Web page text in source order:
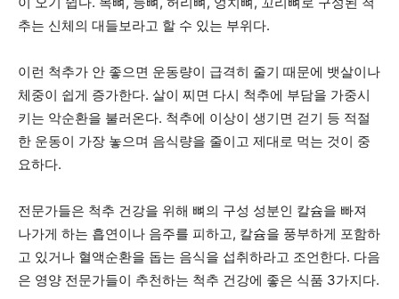
추는 신체의 대들보라고 할 수 있는 부위다.
이런 척추가 안 좋으면 운동량이 급격히 줄기 때문에 뱃살이나
체중이 쉽게 증가한다. 살이 찌면 다시 척추에 부담을 가중시
키는 악순환을 불러온다. 척추에 이상이 생기면 걷기 등 적절
한 운동이 가장 놓으며 음식량을 줄이고 제대로 먹는 것이 중
요하다.
전문가들은 척추 건강을 위해 뼈의 구성 성분인 칼슘을 빠져
나가게 하는 흡연이나 음주를 피하고, 칼슘을 풍부하게 포함하
고 있거나 혈액순환을 돕는 음식을 섭취하라고 조언한다. 다음
은 영양 전문가들이 추천하는 척추 건강에 좋은 식품 3가지다.